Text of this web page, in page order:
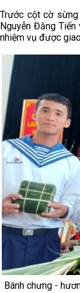
Trước cột cờ sừng
Nguyễn Đăng
nhiệm vụ được
Bánh chưng -